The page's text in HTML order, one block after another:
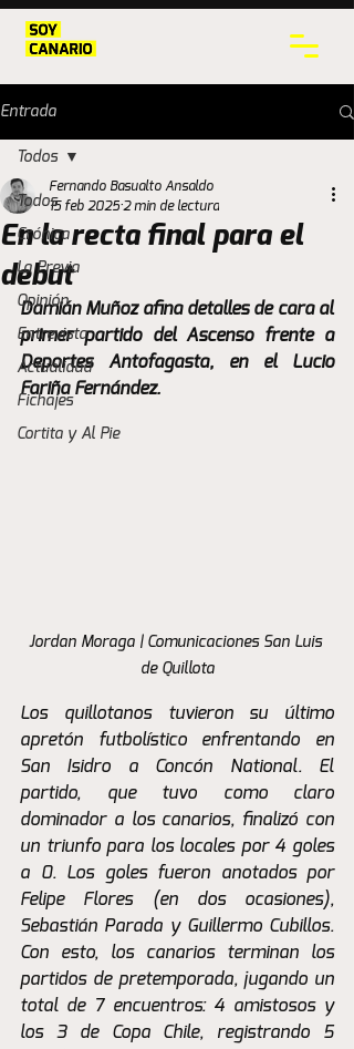
Entrada
Todos
Crónica
La Previa
Opinión
Entrevista
Actualidad
Fichajes
Cortita y Al Pie
Todos
En la recta final para el
debut
Fernando Basualto Ansaldo
15 feb 2025 2 min de lectura
Damián Muñoz afina detalles de cara al
primer partido del Ascenso frente a
Deportes Antofagasta, en el Lucio
Fariña Fernández.
Jordan Moraga | Comunicaciones San Luis
de Quillota
Los quillotanos tuvieron su último
apretón futbolístico enfrentando en
San Isidro a Concón National. El
partido, que tuvo como claro
dominador a los canarios, finalizó con
un triunfo para los locales por 4 goles
a 0. Los goles fueron anotados por
Felipe Flores (en dos ocasiones),
Sebastián Parada y Guillermo Cubillos.
Con esto, los canarios terminan los
partidos de pretemporada, jugando un
total de 7 encuentros: 4 amistosos y
los 3 de Copa Chile, registrando 5